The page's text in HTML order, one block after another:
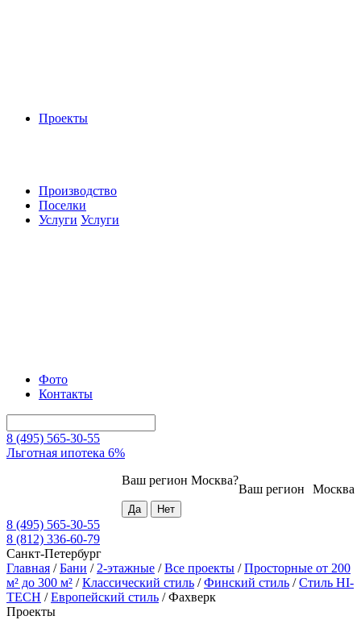
Проекты
Производство
Поселки
Услуги Услуги
Фото
Контакты
8 (495) 565-30-55
Льготная ипотека 6%
Москва
Ваш регион
Ваш регион Москва?
8 (495) 565-30-55
8 (812) 336-60-79
Санкт-Петербург
Главная /Бани / 2-этажные /Все проекты /Просторные от 200
м² до 300 м² /Классический стиль /Финский стиль /Стиль HI-
TECH /Европейский стиль /Фахверк
Проекты